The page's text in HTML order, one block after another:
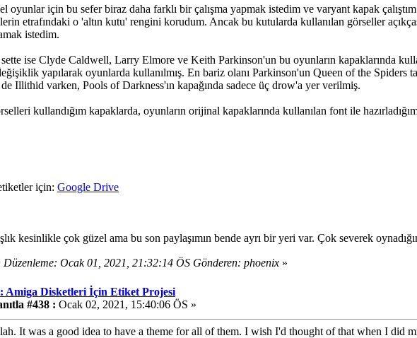
oyunlar için bu sefer biraz daha farklı bir çalışma yapmak istedim ve varyant kapak çalıştım
etrafındaki o 'altın kutu' rengini korudum. Ancak bu kutularda kullanılan görseller
istedim.
ise Clyde Caldwell, Larry Elmore ve Keith Parkinson'un bu oyunların kapaklarında
yapılarak oyunlarda kullanılmış. En bariz olanı Parkinson'un Queen of the
Illithid varken, Pools of Darkness'ın kapağında sadece üç drow'a yer verilmiş.
kullandığım kapaklarda, oyunların orijinal kapaklarında kullanılan font ile
için: Google Drive
kesinlikle çok güzel ama bu son paylaşımın bende ayrı bir yeri var. Çok severek
Düzenleme: Ocak 01, 2021, 21:32:14 ÖS Gönderen: phoenix »
Amiga Disketleri İçin Etiket Projesi
#438 : Ocak 02, 2021, 15:40:06 ÖS »
It was a good idea to have a theme for all of them. I wish I'd thought of that when I did